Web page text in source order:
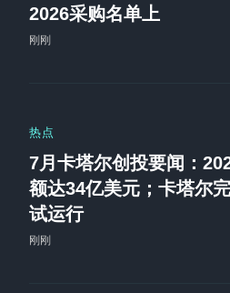
2026采购名单上
刚刚
热点
7月卡塔尔创投要闻：
额达34亿美元；卡塔尔
试运行
刚刚